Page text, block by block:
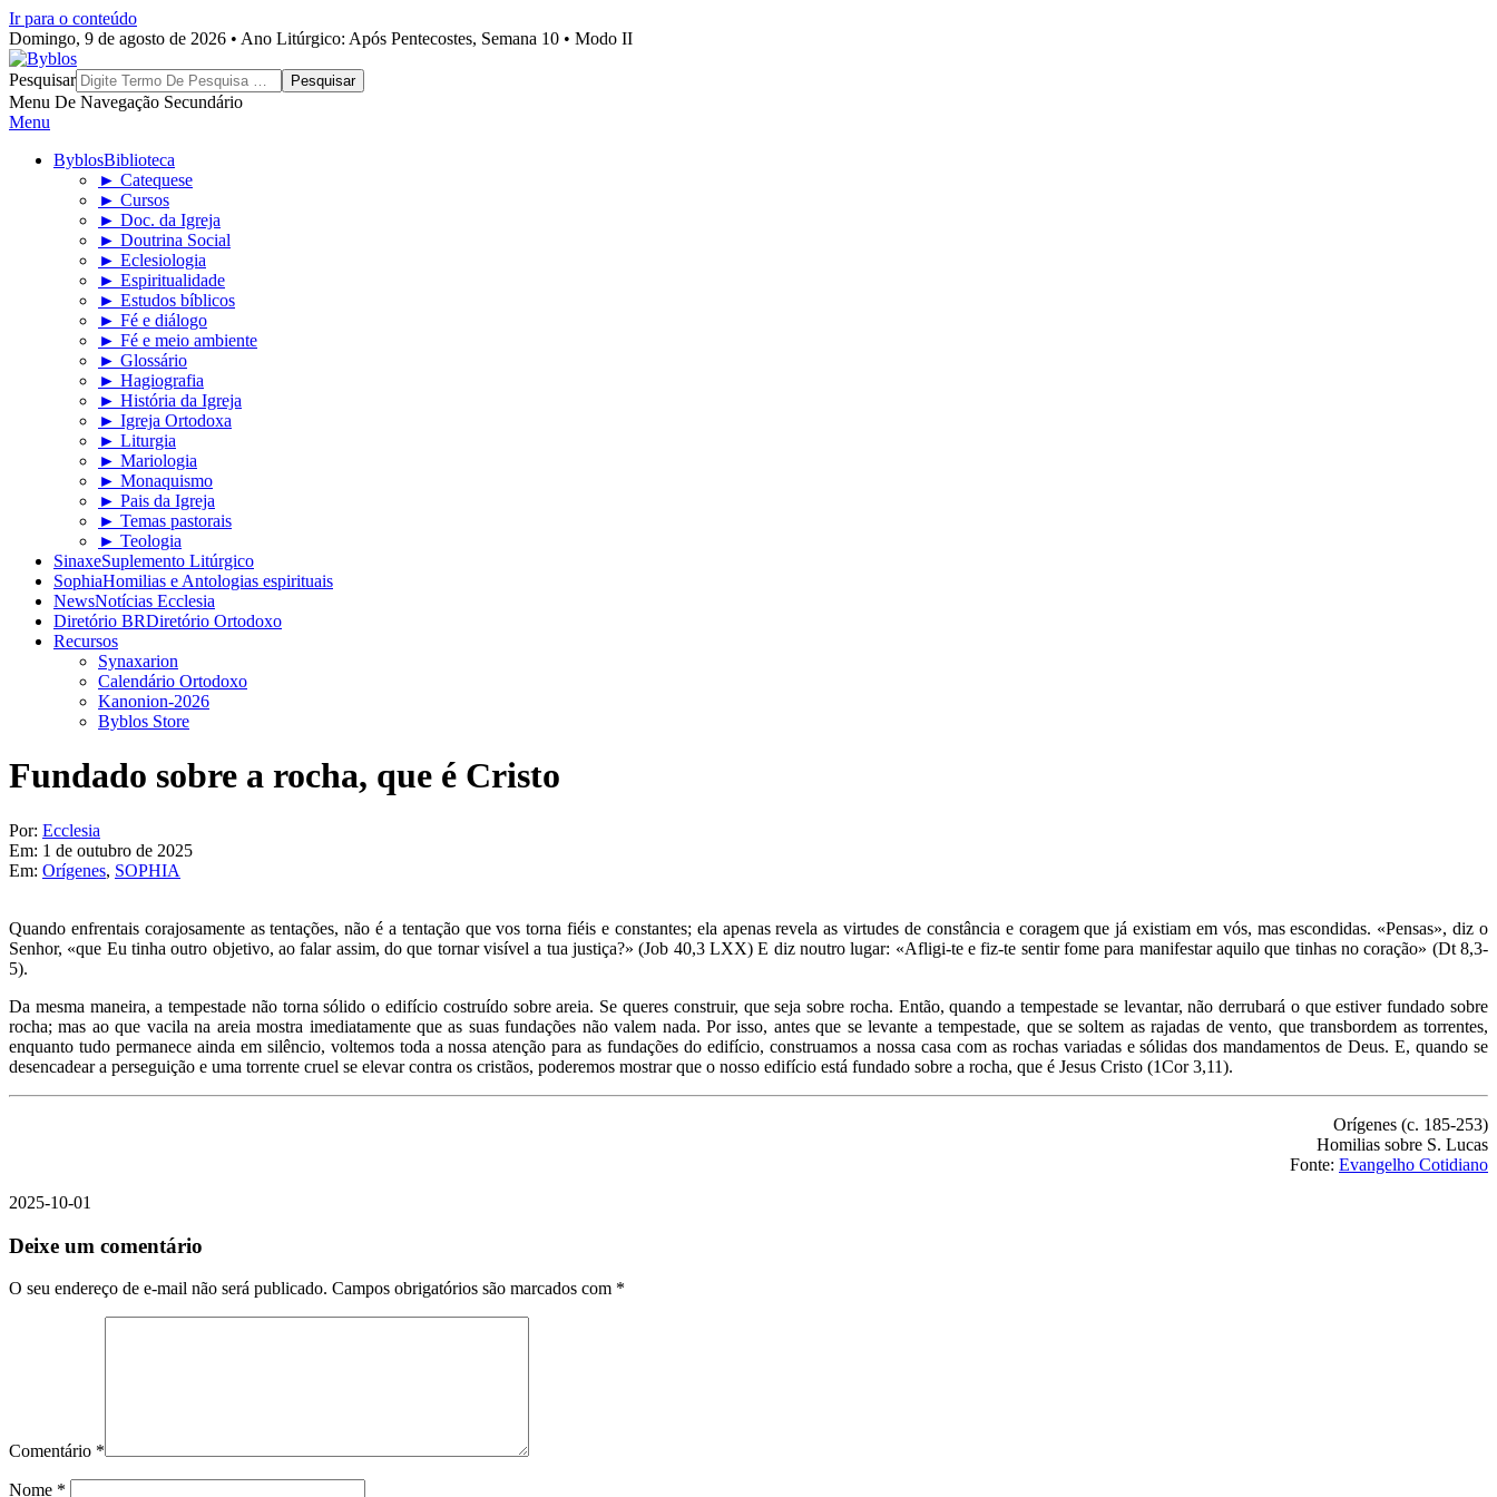
Ir para o conteúdo
Domingo, 9 de agosto de 2026 • Ano Litúrgico: Após Pentecostes, Semana 10 • Modo II
Byblos
Pesquisar
Menu De Navegação Secundário
Menu
ByblosBiblioteca
► Catequese
► Cursos
► Doc. da Igreja
► Doutrina Social
► Eclesiologia
► Espiritualidade
► Estudos bíblicos
► Fé e diálogo
► Fé e meio ambiente
► Glossário
► Hagiografia
► História da Igreja
► Igreja Ortodoxa
► Liturgia
► Mariologia
► Monaquismo
► Pais da Igreja
► Temas pastorais
► Teologia
SinaxeSuplemento Litúrgico
SophiaHomilias e Antologias espirituais
NewsNotícias Ecclesia
Diretório BRDiretório Ortodoxo
Recursos
Synaxarion
Calendário Ortodoxo
Kanonion-2026
Byblos Store
Fundado sobre a rocha, que é Cristo
Por: Ecclesia
Em: 1 de outubro de 2025
Em: Orígenes, SOPHIA
Quando enfrentais corajosamente as tentações, não é a tentação que vos torna fiéis e constantes; ela apenas revela as virtudes de constância e coragem que já existiam em vós, mas escondidas. «Pensas», diz o
Senhor, «que Eu tinha outro objetivo, ao falar assim, do que tornar visível a tua justiça?» (Job 40,3 LXX) E diz noutro lugar: «Afligi-te e fiz-te sentir fome para manifestar aquilo que tinhas no coração» (Dt 8,3-
5).
Da mesma maneira, a tempestade não torna sólido o edifício costruído sobre areia. Se queres construir, que seja sobre rocha. Então, quando a tempestade se levantar, não derrubará o que estiver fundado sobre
rocha; mas ao que vacila na areia mostra imediatamente que as suas fundações não valem nada. Por isso, antes que se levante a tempestade, que se soltem as rajadas de vento, que transbordem as torrentes,
enquanto tudo permanece ainda em silêncio, voltemos toda a nossa atenção para as fundações do edifício, construamos a nossa casa com as rochas variadas e sólidas dos mandamentos de Deus. E, quando se
desencadear a perseguição e uma torrente cruel se elevar contra os cristãos, poderemos mostrar que o nosso edifício está fundado sobre a rocha, que é Jesus Cristo (1Cor 3,11).
Orígenes (c. 185-253)
Homilias sobre S. Lucas
Fonte: Evangelho Cotidiano
2025-10-01
Deixe um comentário
O seu endereço de e-mail não será publicado. Campos obrigatórios são marcados com *
Comentário *
Nome *